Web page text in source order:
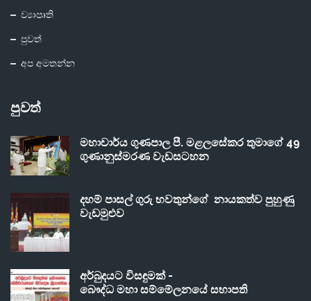
ව්‍යාපෘති
පුවත්
අප අමතන්න
පුවත්
මහාචාර්ය ගුණපාල පී. මළලසේකර තුමාගේ 49
ගුණානුස්මරණ වැඩසටහන
දහම් පාසල් ගුරු භවතුන්ගේ නායකත්ව පුහුණු
වැඩමුළුව
අර්බුදයට විසඳුමක් -
බෞද්ධ මහා සම්මේලනයේ සභාපති